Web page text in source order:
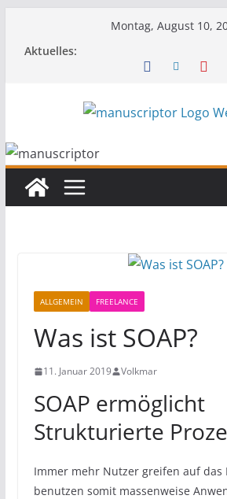
Montag, August 10,
Aktuelles:
ALLGEMEIN FREELANCE
Was ist SOAP?
11. Januar 2019 Volkmar
SOAP ermöglicht
Strukturierte
Immer mehr Nutzer greifen auf
benutzen somit massenweise